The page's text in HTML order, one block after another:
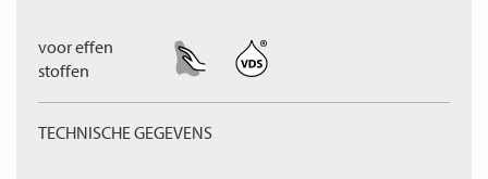
voor effen
stoffen
TECHNISCHE GEGEVENS